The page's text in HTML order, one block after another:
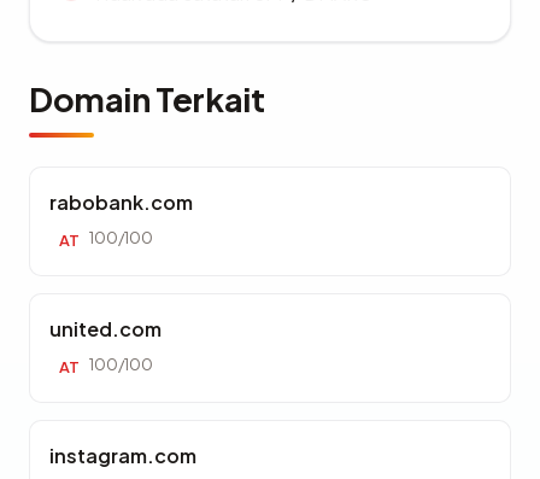
Domain Terkait
rabobank.com
AT 100/100
united.com
AT 100/100
instagram.com